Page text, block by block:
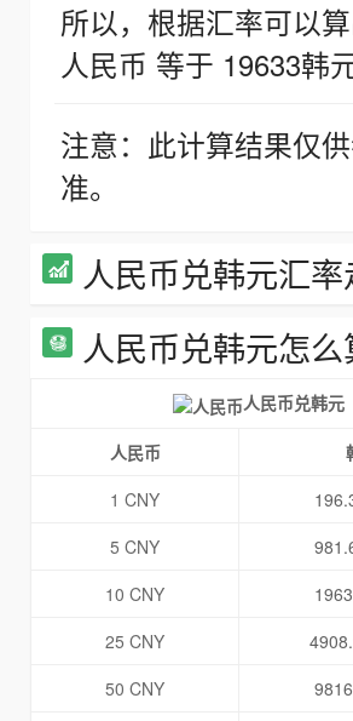
所以，根据汇率可以
人民币 等于 19633韩
注意：此计算结果仅
准。
人民币兑韩元汇率
人民币兑韩元怎么
人民币兑韩元
人民币
1 CNY
5 CNY
10 CNY
25 CNY
50 CNY